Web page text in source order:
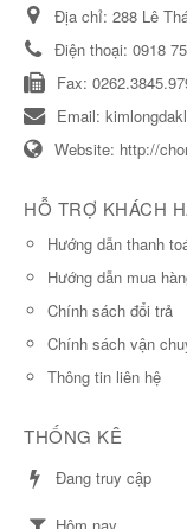
Địa chỉ: 288 Lê
Điện thoại: 0918
Fax:
Email:
Website: http://
HỖ TRỢ KHÁCH
Hướng dẫn thanh
Hướng dẫn mua
Chính sách đổi trả
Chính sách vận
Thông tin liên hệ
THỐNG KÊ
Đang truy cập